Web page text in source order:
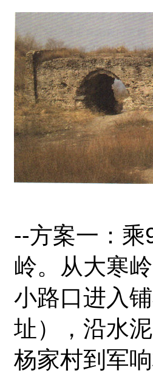
--方案一：
岭。从大寒
小路口进入
址），沿水
杨家村到军